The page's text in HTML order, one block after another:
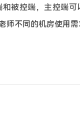
被控端，主控端可
师不同的机房使用